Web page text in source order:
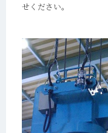
せください。